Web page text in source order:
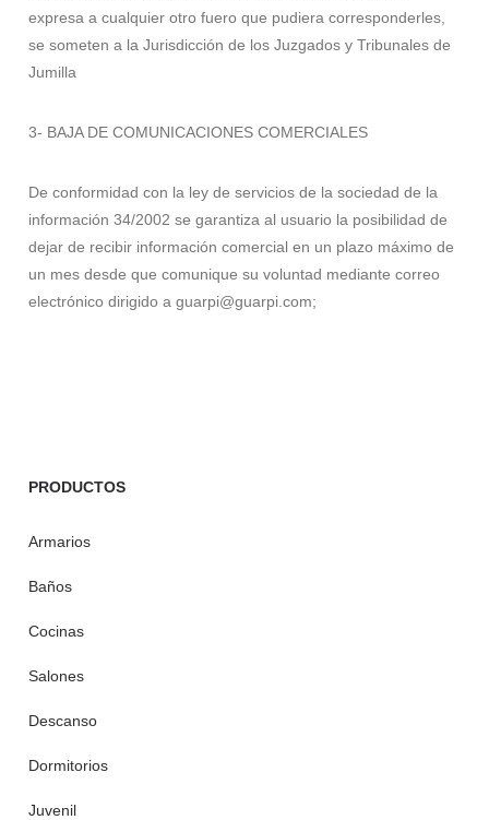
expresa a cualquier otro fuero que pudiera corresponderles,
se someten a la Jurisdicción de los Juzgados y Tribunales de
Jumilla
3- BAJA DE COMUNICACIONES COMERCIALES
De conformidad con la ley de servicios de la sociedad de la
información 34/2002 se garantiza al usuario la posibilidad de
dejar de recibir información comercial en un plazo máximo de
un mes desde que comunique su voluntad mediante correo
electrónico dirigido a guarpi@guarpi.com;
PRODUCTOS
Armarios
Baños
Cocinas
Salones
Descanso
Dormitorios
Juvenil